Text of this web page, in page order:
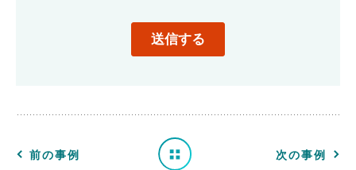
前の事例
例
一 次の事例